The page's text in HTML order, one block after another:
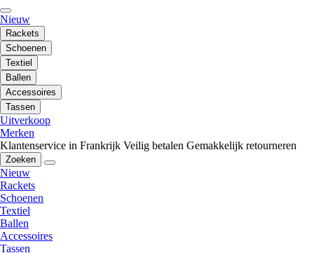
Nieuw
Rackets
Schoenen
Textiel
Ballen
Accessoires
Tassen
Uitverkoop
Merken
Klantenservice in Frankrijk Veilig betalen Gemakkelijk retourneren
Zoeken
Nieuw
Rackets
Schoenen
Textiel
Ballen
Accessoires
Tassen